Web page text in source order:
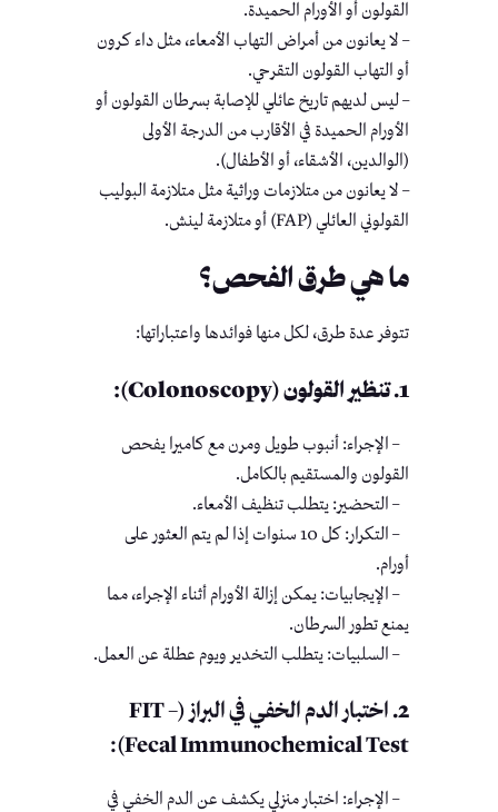
القولون أو الأورام الحميدة.
– لا يعانون من أمراض التهاب الأمعاء، مثل داء كرون
أو التهاب القولون التقرحي.
– ليس لديهم تاريخ عائلي للإصابة بسرطان القولون أو
الأورام الحميدة في الأقارب من الدرجة الأولى
(الوالدين، الأشقاء، أو الأطفال).
– لا يعانون من متلازمات وراثية مثل متلازمة البوليب
القولوني العائلي (FAP) أو متلازمة لينش.
ما هي طرق الفحص؟
تتوفر عدة طرق، لكل منها فوائدها واعتباراتها:
1. تنظير القولون (Colonoscopy):
– الإجراء: أنبوب طويل ومرن مع كاميرا يفحص
القولون والمستقيم بالكامل.
– التحضير: يتطلب تنظيف الأمعاء.
– التكرار: كل 10 سنوات إذا لم يتم العثور على
أورام.
– الإيجابيات: يمكن إزالة الأورام أثناء الإجراء، مما
يمنع تطور السرطان.
– السلبيات: يتطلب التخدير ويوم عطلة عن العمل.
2.
اختبار الدم الخفي في البراز (FIT –
Fecal Immunochemical Test):
– الإجراء: اختبار منزلي يكشف عن الدم الخفي في